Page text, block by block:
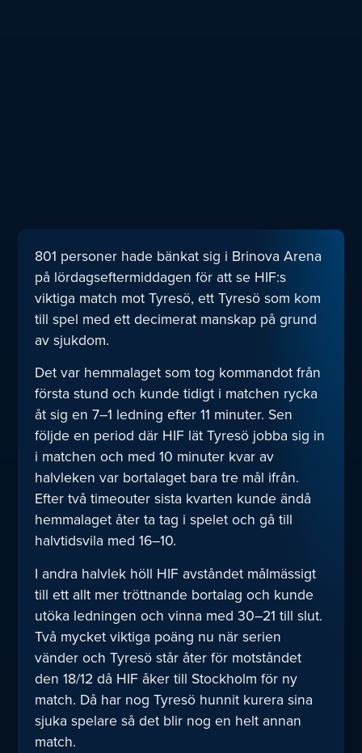
801 personer hade bänkat sig i Brinova Arena
på lördagseftermiddagen för att se HIF:s
viktiga match mot Tyresö, ett Tyresö som kom
till spel med ett decimerat manskap på grund
av sjukdom.
Det var hemmalaget som tog kommandot från
första stund och kunde tidigt i matchen rycka
åt sig en 7–1 ledning efter 11 minuter. Sen
följde en period där HIF lät Tyresö jobba sig in
i matchen och med 10 minuter kvar av
halvleken var bortalaget bara tre mål ifrån.
Efter två timeouter sista kvarten kunde ändå
hemmalaget åter ta tag i spelet och gå till
halvtidsvila med 16–10.
I andra halvlek höll HIF avståndet målmässigt
till ett allt mer tröttnande bortalag och kunde
utöka ledningen och vinna med 30–21 till slut.
Två mycket viktiga poäng nu när serien
vänder och Tyresö står åter för motståndet
den 18/12 då HIF åker till Stockholm för ny
match. Då har nog Tyresö hunnit kurera sina
sjuka spelare så det blir nog en helt annan
match.